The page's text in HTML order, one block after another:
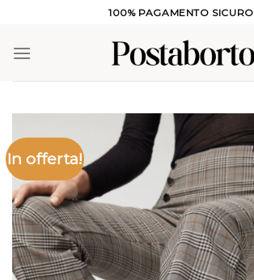
contenuti
100% PAGAMENTO SICURO
In offerta!